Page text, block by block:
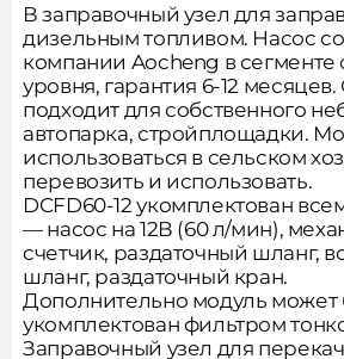
В заправочный узел для
дизельным топливом. Насос
компании Aocheng в сегменте
уровня, гарантия 6-12
подходит для собственного
автопарка, стройплощадки.
использоваться в сельском
перевозить и использовать.
DCFD60-12 укомплектован
— насос на 12В (60 л/мин),
счетчик, раздаточный шланг,
шланг, раздаточный кран.
Дополнительно модуль может
укомплектован фильтром
Заправочный узел для
Сообщить о